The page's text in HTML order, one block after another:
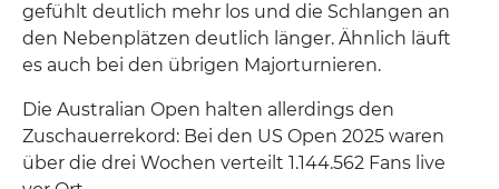
gefühlt deutlich mehr los und die Schlangen an
den Nebenplätzen deutlich länger. Ähnlich läuft
es auch bei den übrigen Majorturnieren.
Die Australian Open halten allerdings den
Zuschauerrekord: Bei den US Open 2025 waren
über die drei Wochen verteilt 1.144.562 Fans live